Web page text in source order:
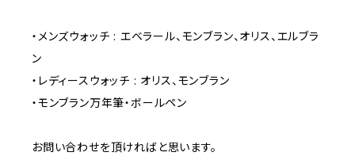
・メンズウォッチ : エベラール、モンブラン、オリス、エルブラ
ン
・レディースウォッチ : オリス、モンブラン
・モンブラン万年筆・ボールペン
お問い合わせを頂ければと思います。